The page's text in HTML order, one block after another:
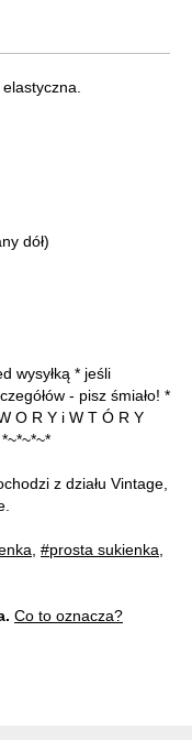
dół)
wysyłką * jeśli
- pisz śmiało! *
O R Y i W T Ó R Y
z działu Vintage,
#prosta sukienka
Co to oznacza?